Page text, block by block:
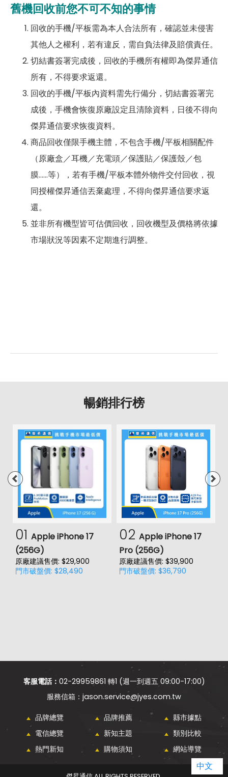
舊機回收前您不可不知的事情
回收的手機/平板需為本人合法所有，確認並未侵害
其他人之權利，若有違反，需自負法律及賠償責任。
切結書簽署完成後，回收的手機所有權即為傑昇通信
所有，不得要求返還。
回收的手機/平板內資料需先行備分，切結書簽署完
成後，手機會恢復原廠設定且清除資料，日後不得向
傑昇通信要求恢復資料。
商品回收僅限手機主體，不包含手機/平板相關配件
（原廠盒／耳機／充電頭／保護貼／保護殼／包
膜……等），若有手機/平板本體外物件交付回收，視
同授權傑昇通信丟棄處理，不得向傑昇通信要求返
還。
並非所有機型皆可估價回收，回收機型及價格將依據
市場狀況等因素不定期進行調整。
暢銷排行榜
01 Apple iPhone 17
(256G)
原廠建議售價: $29,900
門市破盤價: $28,490
02 Apple iPhone 17
Pro (256G)
原廠建議售價: $39,900
門市破盤價: $36,790
客服電話： 02-29959861 轉1 (週一到週五 09:00-17:00)
jason.service@jyes.com.tw
品牌總覽 品牌推薦
縣市據點
電信總覽
新知主題
類別比較
熱門新知
購物須知 網站導覽
中文